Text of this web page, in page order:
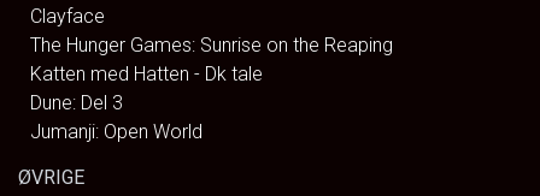
Clayface
The Hunger Games: Sunrise on the Reaping
Katten med Hatten - Dk tale
Dune: Del 3
Jumanji: Open World
ØVRIGE